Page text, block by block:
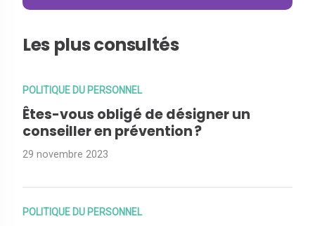
Les plus consultés
POLITIQUE DU PERSONNEL
Êtes-vous obligé de désigner un
conseiller en prévention ?
29 novembre 2023
POLITIQUE DU PERSONNEL